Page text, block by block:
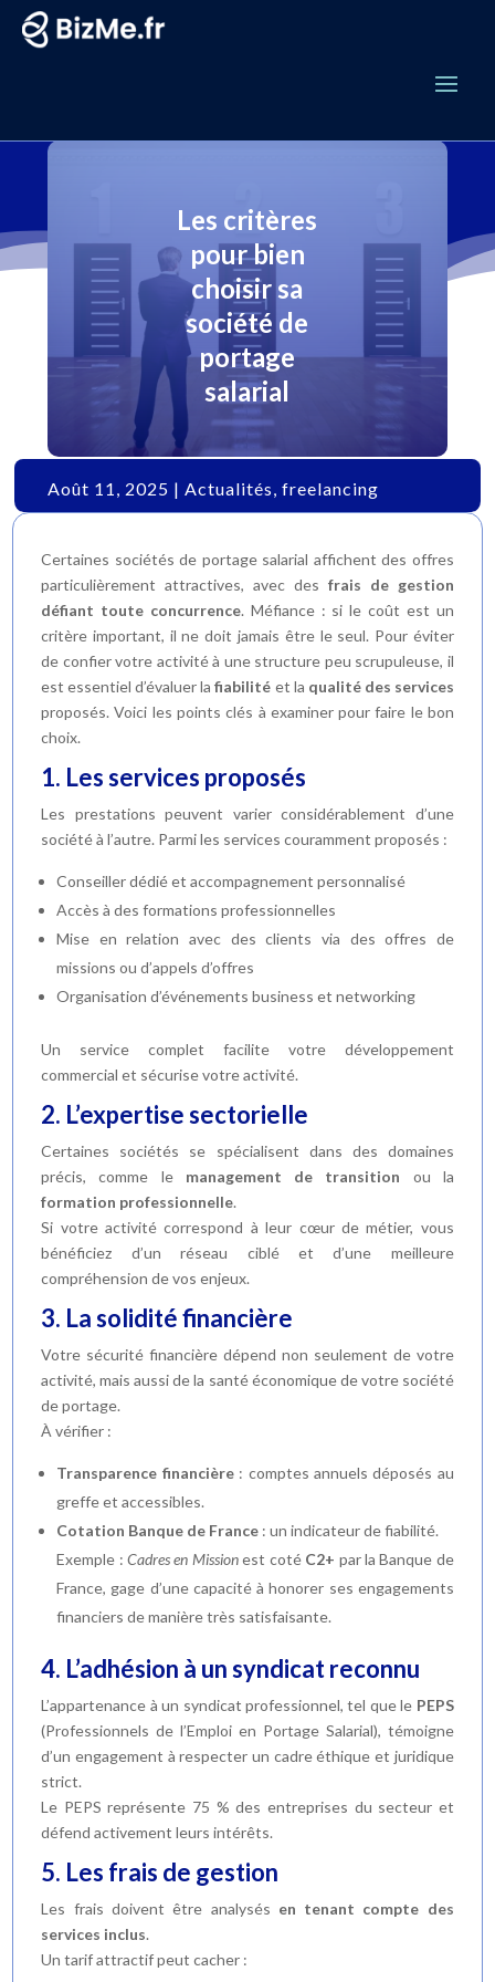
Les critères
pour bien
choisir sa
société de
portage
salarial
Août 11, 2025 |Actualités,freelancing
Certaines sociétés de portage salarial affichent des offres
particulièrement attractives, avec des frais de gestion
défiant toute concurrence. Méfiance : si le coût est un
critère important, il ne doit jamais être le seul. Pour éviter
de confier votre activité à une structure peu scrupuleuse, il
est essentiel d’évaluer lafiabilité et la qualité des services
proposés. Voici les points clés à examiner pour faire le bon
choix.
1. Les services proposés
Les prestations peuvent varier considérablement d’une
société à l’autre. Parmi les services couramment proposés :
Conseiller dédié et accompagnement personnalisé
Accès à des formations professionnelles
Mise en relation avec des clients via des offres de
missions ou d’appels d’offres
Organisation d’événements business et networking
Un service complet facilite votre développement
commercial et sécurise votre activité.
2. L’expertise sectorielle
Certaines sociétés se spécialisent dans des domaines
précis, comme le management de transition ou la
formation professionnelle.
Si votre activité correspond à leur cœur de métier, vous
bénéficiez d’un réseau ciblé et d’une meilleure
compréhension de vos enjeux.
3. La solidité financière
Votre sécurité financière dépend non seulement de votre
activité, mais aussi de la santé économique de votre société
de portage.
À vérifier :
Transparence financière: comptes annuels déposés au
greffe et accessibles.
Cotation Banque de France : un indicateur de fiabilité.
Exemple :Cadres en Missionest coté C2+ par la Banque de
France, gage d’une capacité à honorer ses engagements
financiers de manière très satisfaisante.
4. L’adhésion à un syndicat reconnu
L’appartenance à un syndicat professionnel, tel que le PEPS
(Professionnels de l’Emploi en Portage Salarial), témoigne
d’un engagement à respecter un cadre éthique et juridique
strict.
Le PEPS représente 75 % des entreprises du secteur et
défend activement leurs intérêts.
5. Les frais de gestion
Les frais doivent être analysés en tenant compte des
services inclus.
Un tarif attractif peut cacher :